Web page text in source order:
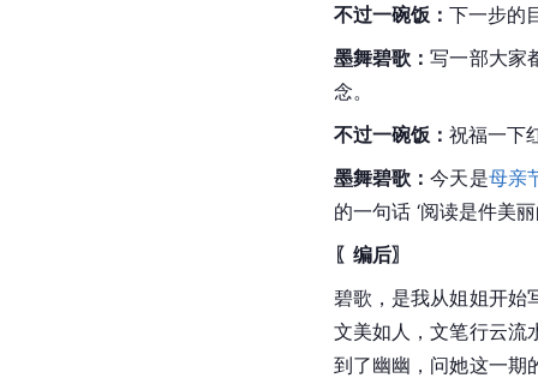
不过一碗饭： 下一步的
墨舞碧歌：写一部大家
念。
不过一碗饭： 祝福一下
墨舞碧歌：今天是母亲
的一句话 ‘阅读是件美
〖编后〗
碧歌，是我从姐姐开始
文美如人，文笔行云流
到了幽幽，问她这一期